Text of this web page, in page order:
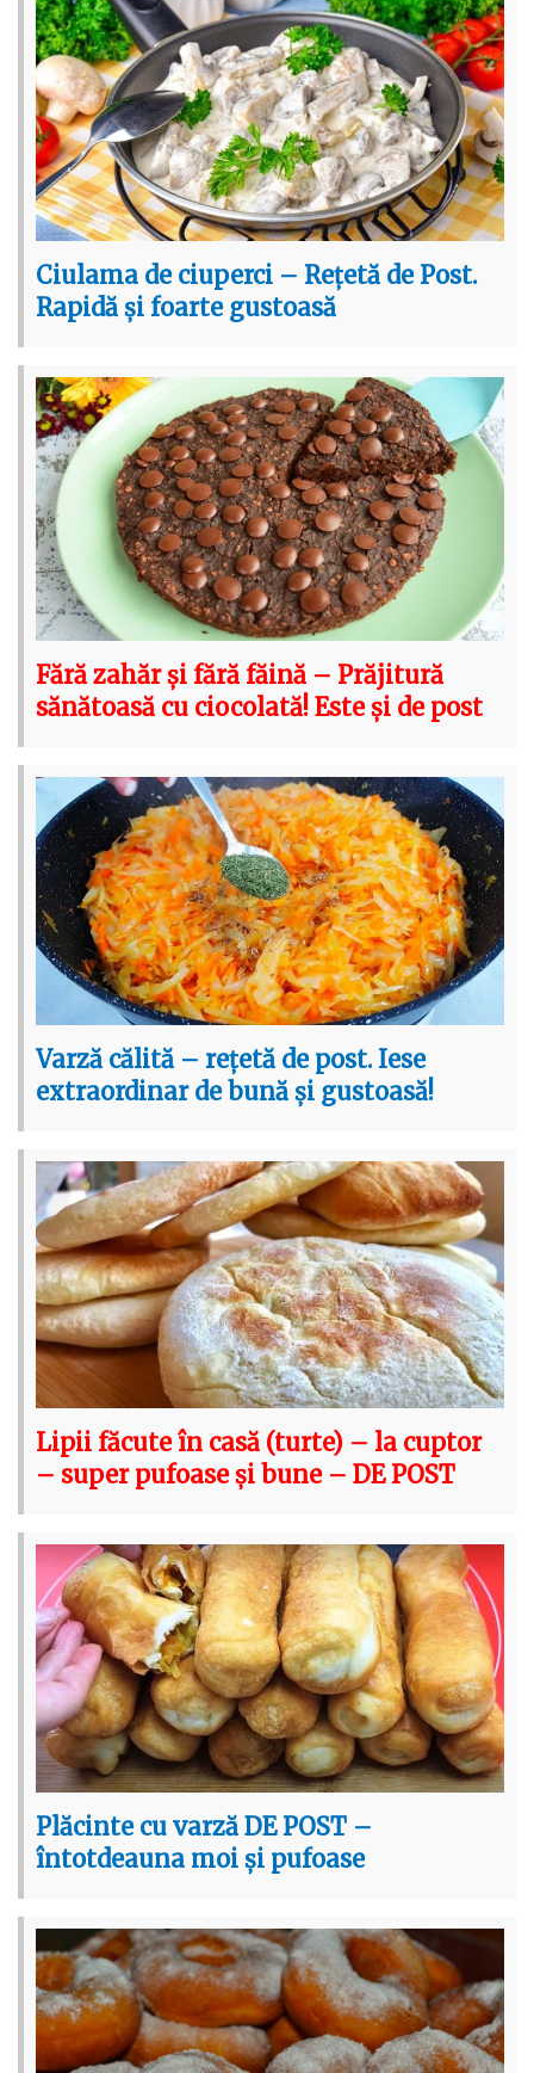
Ciulama de ciuperci – Rețetă de Post.
Rapidă și foarte gustoasă
Fără zahăr și fără făină – Prăjitură
sănătoasă cu ciocolată! Este și de post
Varză călită – rețetă de post. Iese
extraordinar de bună și gustoasă!
Lipii făcute în casă (turte) – la cuptor
– super pufoase și bune – DE POST
Plăcinte cu varză DE POST –
întotdeauna moi și pufoase